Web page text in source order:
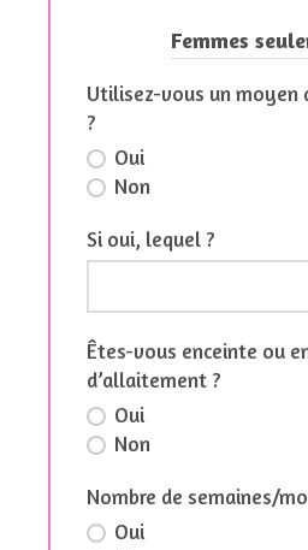
Femmes
Utilisez-vous un moyen
?
Oui
Non
Si oui, lequel ?
Êtes-vous enceinte ou
d’allaitement ?
Oui
Non
Nombre de semaines/
Oui